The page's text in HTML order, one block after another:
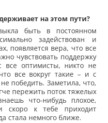
на этом пути?
быть в постоянном
задействован и
появляется вера, что все
чувствовать поддержку
все оптимисты, никто не
все вокруг такие – и с
победить. Заметила, что,
пережить поток тяжелых
что-нибудь плохое,
скоро к тебе приходит
стала немного ближе.